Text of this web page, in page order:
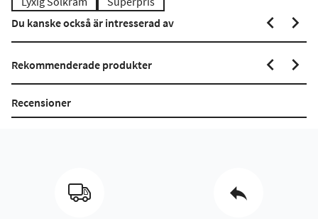
Du kanske också är intresserad av
Rekommenderade produkter
Recensioner